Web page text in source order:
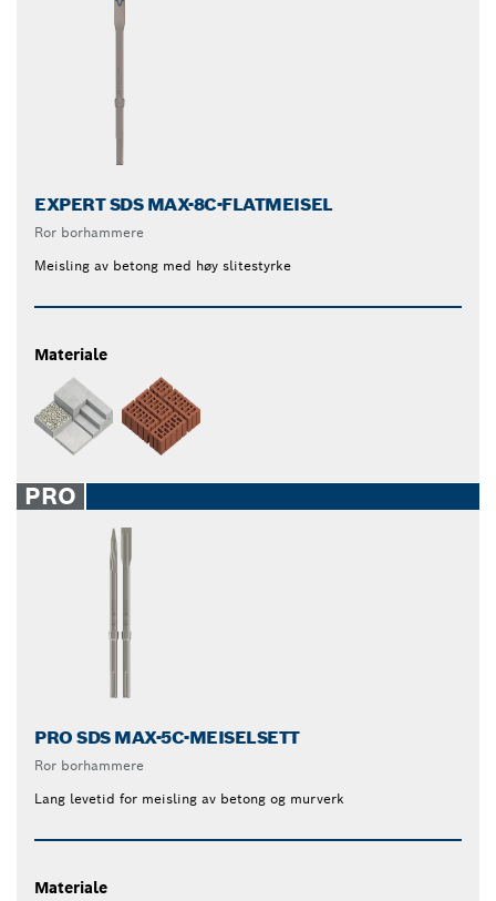
EXPERT SDS MAX-8C-FLATMEISEL
Ror borhammere
Meisling av betong med høy slitestyrke
Materiale
PRO
PRO SDS MAX-5C-MEISELSETT
Ror borhammere
Lang levetid for meisling av betong og murverk
Materiale